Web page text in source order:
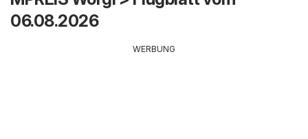
06.08.2026
WERBUNG